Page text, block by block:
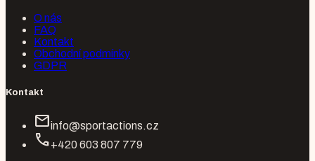
O nás
FAQ
Kontakt
Obchodní podmínky
GDPR
Kontakt
mailinfo@sportactions.cz
call+420 603 807 779